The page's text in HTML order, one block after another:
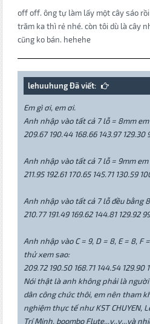
off off. ông tự làm lấy một cây sáo
trăm ka thì rẻ nhé. còn tôi dù là cây
cũng ko bán. hehehe
lehuuhung Đã viết:
Em gì ơi, em ơi.
Anh nhập vào tất cả 7 lỗ = 8mm
209.67 190.44 168.66 143.97 129.30
Anh nhập vào tất cả 7 lỗ = 9mm
211.95 192.61 170.65 145.71 130.59
Anh nhập vào tất cả 7 lỗ đều bằng
210.77 191.49 169.62 144.81 129.92
Anh nhập vào C = 9, D = 8, E = 8, F
thử xem sao:
209.72 190.50 168.71 144.54 129.90
Nói thật là anh không phải là
dân công chức thôi, em nên tham
nghiệm thực tế như KST CHUYEN,
Trí Minh, boombo Flute...v..v...và